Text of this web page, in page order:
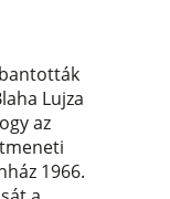
Lujza
az
1966.